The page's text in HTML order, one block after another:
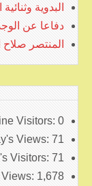
البدوية
دفاعا عن
المنتصر صلاح
Visitors: 0
Views: 71
Visitors: 71
1,678